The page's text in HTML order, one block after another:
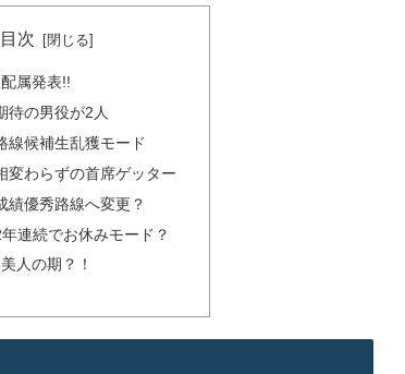
目次
属発表!!
待の男役が2人
線候補生乱獲モード
変わらずの首席ゲッター
績優秀路線へ変更？
連続でお休みモード？
人の期？！